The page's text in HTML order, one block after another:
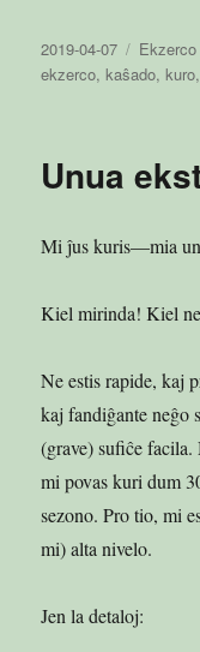
Publikigita
en
2019-04-07
ekzerco,kaŝado,kuro
Unua
Mi ĵus kuris—mia
Kiel mirinda! Kiel
Ne estis rapide, kaj
kaj fandiĝante neĝo
(grave) sufiĉe
mi povas kuri dum
sezono. Pro tio, mi
mi) alta nivelo.
Jen la detaloj: